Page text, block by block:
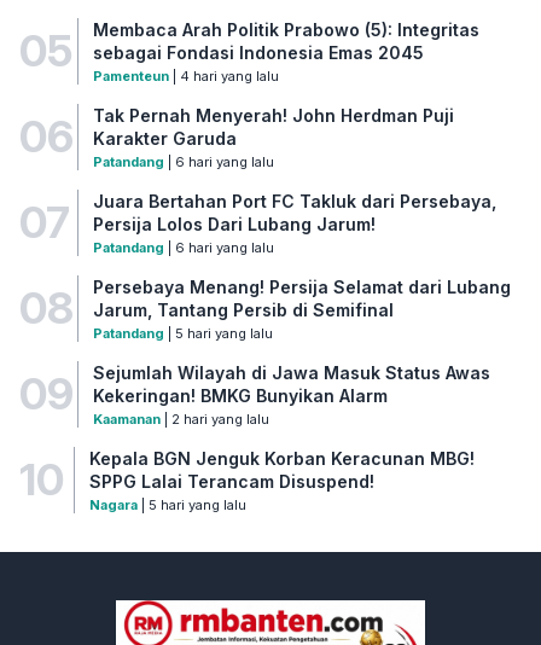
05
Membaca Arah Politik Prabowo (5): Integritas
sebagai Fondasi Indonesia Emas 2045
Pamenteun| 4 hari yang lalu
06
Tak Pernah Menyerah! John Herdman Puji
Karakter Garuda
Patandang | 6 hari yang lalu
07
Juara Bertahan Port FC Takluk dari Persebaya,
Persija Lolos Dari Lubang Jarum!
Patandang | 6 hari yang lalu
08
Persebaya Menang! Persija Selamat dari Lubang
Jarum, Tantang Persib di Semifinal
Patandang | 5 hari yang lalu
09
Sejumlah Wilayah di Jawa Masuk Status Awas
Kekeringan! BMKG Bunyikan Alarm
Kaamanan| 2 hari yang lalu
10
Kepala BGN Jenguk Korban Keracunan MBG!
SPPG Lalai Terancam Disuspend!
Nagara| 5 hari yang lalu